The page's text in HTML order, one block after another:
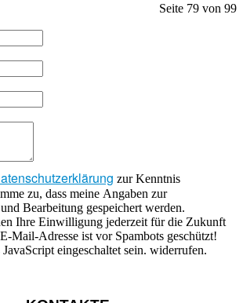
Seite 79 von 99
zur Kenntnis
dass meine Angaben zur
Bearbeitung gespeichert werden.
Ihre Einwilligung jederzeit für die Zukunft
Mail-Adresse ist vor Spambots geschützt!
eingeschaltet sein. widerrufen.